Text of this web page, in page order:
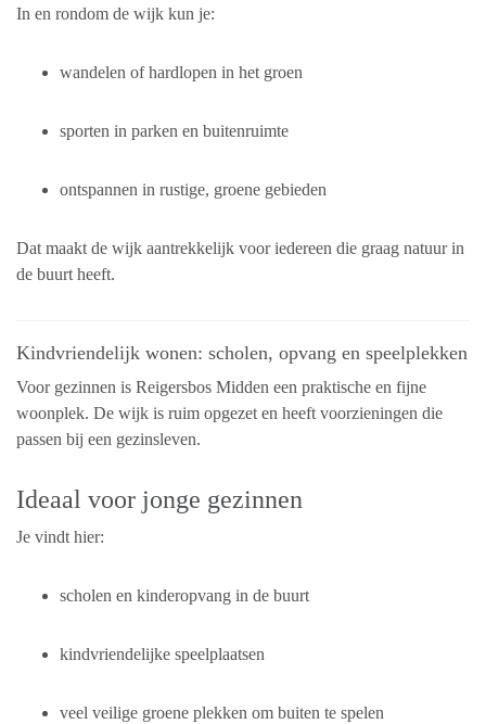
In en rondom de wijk kun je:
wandelen of hardlopen in het groen
sporten in parken en buitenruimte
ontspannen in rustige, groene gebieden
Dat maakt de wijk aantrekkelijk voor iedereen die graag natuur in
de buurt heeft.
Kindvriendelijk wonen: scholen, opvang en speelplekken
Voor gezinnen is Reigersbos Midden een praktische en fijne
woonplek. De wijk is ruim opgezet en heeft voorzieningen die
passen bij een gezinsleven.
Ideaal voor jonge gezinnen
Je vindt hier:
scholen en kinderopvang in de buurt
kindvriendelijke speelplaatsen
veel veilige groene plekken om buiten te spelen